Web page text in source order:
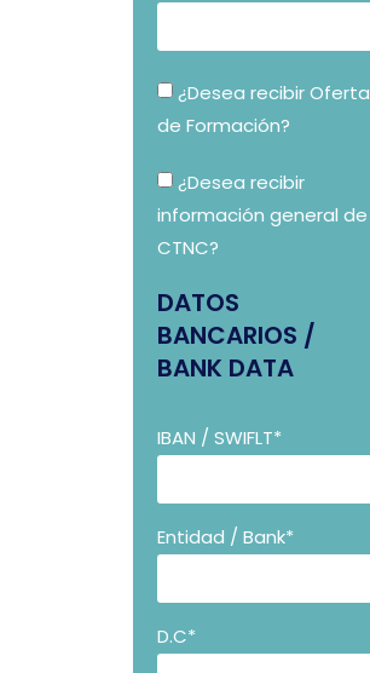
¿Desea recibir Oferta
de Formación?
¿Desea recibir
información general de
CTNC?
DATOS
BANCARIOS /
BANK DATA
IBAN / SWIFLT*
Entidad / Bank*
D.C*